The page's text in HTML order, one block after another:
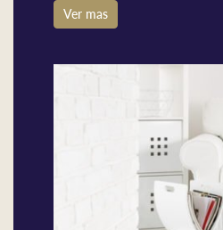
Ver mas